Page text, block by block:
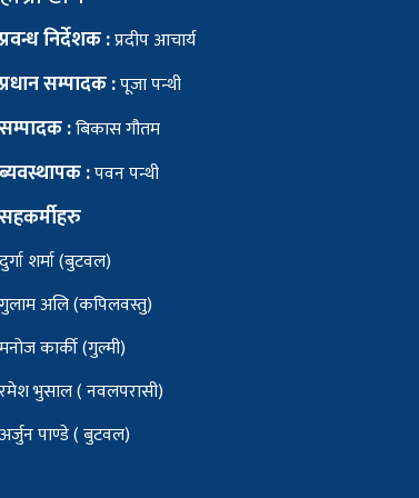
प्रवन्ध निर्देशक :प्रदीप आचार्य
प्रधान सम्पादक :पूजा पन्थी
सम्पादक :बिकास गौतम
ब्यवस्थापक :पवन पन्थी
सहकर्मीहरु
दुर्गा शर्मा (बुटवल)
गुलाम अलि (कपिलवस्तु)
मनोज कार्की (गुल्मी)
रमेश भुसाल ( नवलपरासी)
अर्जुन पाण्डे ( बुटवल)